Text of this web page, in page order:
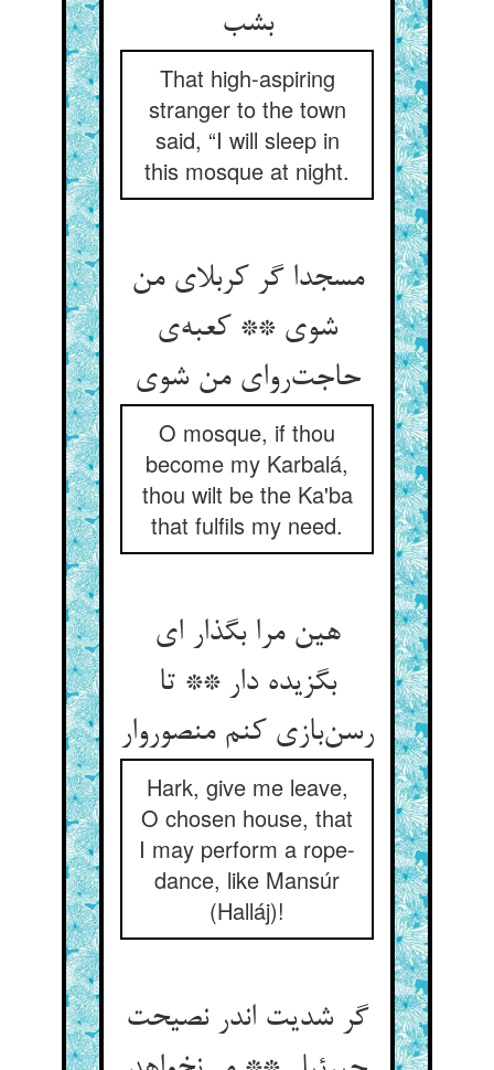
بشب
That high-aspiring
stranger to the town
said, “I will sleep in
this mosque at night.
مسجدا گر کربلای من
شوی ** کعبه‌ی
حاجت‌روای من شوی
O mosque, if thou
become my Karbalá,
thou wilt be the Ka'ba
that fulfils my need.
هین مرا بگذار ای
بگزیده دار ** تا
رسن‌بازی کنم منصوروار
Hark, give me leave,
O chosen house, that
I may perform a rope-
dance, like Mansúr
(Halláj)!
گر شدیت اندر نصیحت